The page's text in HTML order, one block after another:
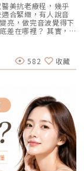
成療程。Q2：我現
主治醫師討論。一
師會建議在停用口服
行雷射治療會比較
只打局部嗎？A：通
，雖然目前只有下巴
態。全臉均勻施打可
，醫師在施打時，會
結束後，一輩子都
到最低。但人體是有
恢復部分功能。此
的痘痘。但整體來
1 到 2 年後，將
：打完 AviClear 後
的安全療程，術後皮
會自然消退，完全不
「基礎保濕」與「確
質等刺激性產品即
擇。拿回肌膚的主導
小，術後通常只會紅
定期保養型雷射。3.
痕/凹洞型毛孔」，皮
如 UP雷射
至皮下組織，切斷
：嚴重的冰鑿型痘
且顯著，但相對的
，恢復期較長（約需
與「電波（RF）」
定深度時瞬間釋放電
老化型毛孔），微針
（改善出油型毛
不適合打高能量雷射
能在皮膚深層釋放，
於膚質的「整體優
筆（Dermapen）原
1,920的微小穿刺通
制，刺激膠原蛋白與
大幅提升後續保養精
國 FDA、韓國
更精準、更安全，
掃描技術，系統能先
治療作用上，
溫保護皮膚，降低
主，而非單純依賴高
從過去較不穩定的模
大核心技術：讓除
所以被視為新一代的
的方式處理色素問
會先掃描肌膚，辨識
肉眼判斷，而是能透
於斑點多、深淺不一
準度。CPTL 超冷卻
過高造成紅腫、脫
降溫，使肌膚保持在
，不僅治療時更舒
。VSLS色素冷剝離
灼黑色素，而是以機
美抗老療程，幾乎
合緊緻，有人說音
亮，做完音波覺得下
差在哪裡？ 其實，
是它們使用的能量不
單來說： 電波偏向
廓的垂、嘴邊肉、
電波比較像是在整
加強地基與支撐結
縮寫。原理是透過
，並啟動後續的膠原
，電波不是只打一個
纖維遇到適當熱能，
整的感覺。所以電波
變細緻、臉部鬆弛感
緊緻」和「膚質改
有細紋、臉頰摸起來
電波不是做完就立刻
先感覺皮膚有收緊
582 收藏